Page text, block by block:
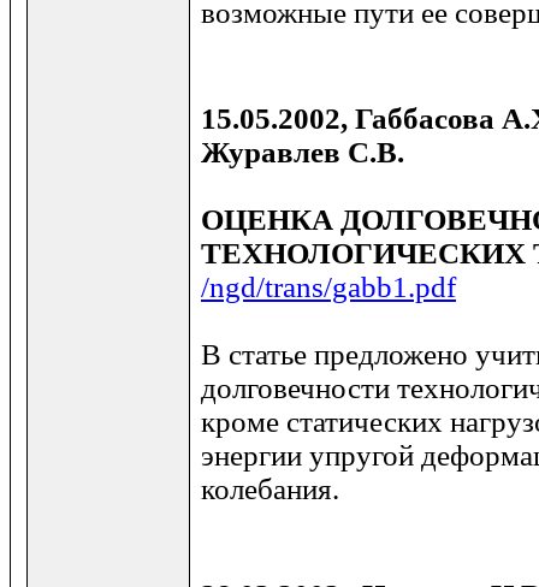
возможные пути ее
15.05.2002, Габбасова
Журавлев С.В.
ОЦЕНКА
ТЕХНОЛОГИЧЕСКИХ
/ngd/trans/gabb1.pdf
В статье предложено
долговечности
кроме статических
энергии упругой
колебания.